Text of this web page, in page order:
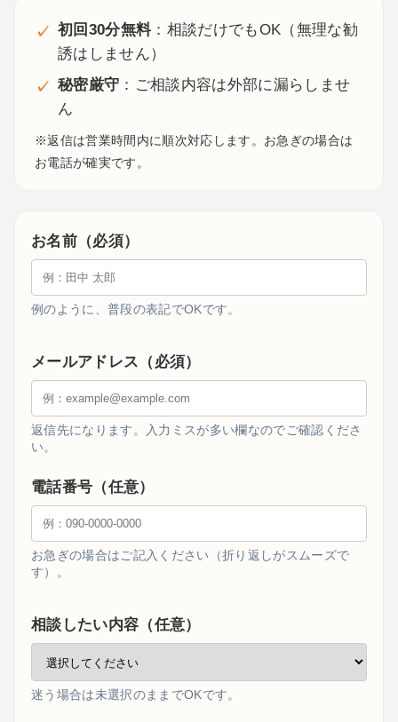
初回30分無料：相談だけでもOK（無理な勧
誘はしません）
秘密厳守 ：ご相談内容は外部に漏らしませ
ん
※返信は営業時間内に順次対応します。お急ぎの場合は
お電話が確実です。
お名前（必須）
例のように、普段の表記でOKです。
メールアドレス（必須）
返信先になります。入力ミスが多い欄なのでご確認くださ
い。
電話番号（任意）
お急ぎの場合はご記入ください（折り返しがスムーズで
す）。
相談したい内容（任意）
迷う場合は未選択のままでOKです。